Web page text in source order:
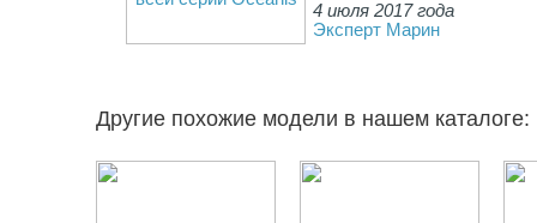
4 июля 2017 года
Эксперт Марин
Другие похожие модели в нашем каталоге: